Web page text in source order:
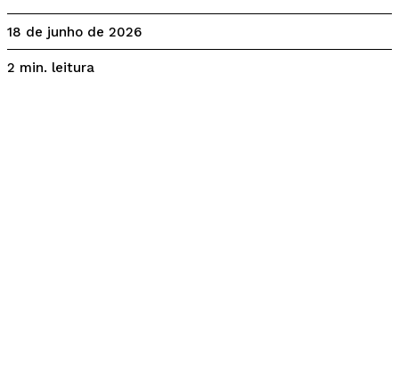
18 de junho de 2026
2 min. leitura